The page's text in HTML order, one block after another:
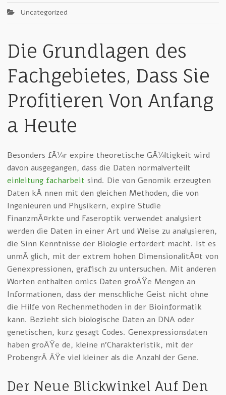
Uncategorized
Die Grundlagen des
Fachgebietes, Dass Sie
Profitieren Von Anfang
a Heute
Besonders fÃ¼r expire theoretische GÃ¼ltigkeit wird
davon ausgegangen, dass die Daten normalverteilt
einleitung facharbeit sind. Die von Genomik erzeugten
Daten kÃ¶nnen mit den gleichen Methoden, die von
Ingenieuren und Physikern, expire Studie
FinanzmÃ¤rkte und Faseroptik verwendet analysiert
werden die Daten in einer Art und Weise zu analysieren,
die Sinn Kenntnisse der Biologie erfordert macht. Ist es
unmÃ¶glich, mit der extrem hohen DimensionalitÃ¤t von
Genexpressionen, grafisch zu untersuchen. Mit anderen
Worten enthalten omics Daten groÃŸe Mengen an
Informationen, dass der menschliche Geist nicht ohne
die Hilfe von Rechenmethoden in der Bioinformatik
kann. Bezieht sich biologische Daten an DNA oder
genetischen, kurz gesagt Codes. Genexpressionsdaten
haben groÃŸe de, kleine n’Charakteristik, mit der
ProbengrÃ¶ÃŸe viel kleiner als die Anzahl der Gene.
Der Neue Blickwinkel Auf Den